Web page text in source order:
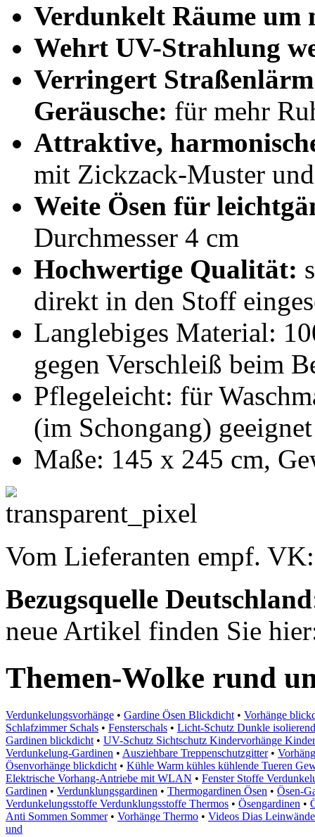
Verdunkelt Räume um
Wehrt UV-Strahlung
Verringert
Geräusche: für mehr
Attraktive,
mit Zickzack-Muster
Weite Ösen für
Durchmesser 4 cm
Hochwertige Qualität:
direkt in den Stoff
Langlebiges Material:
gegen Verschleiß beim
Pflegeleicht: für
(im Schongang) geeignet
Maße: 145 x 245 cm,
Vom Lieferanten empf.
Bezugsquelle Deutschland
neue Artikel finden Sie
Themen-Wolke rund
Verdunkelungsvorhänge • Gardine Ösen Blickdicht • Vorhänge
Schlafzimmer Schals • Fensterschals • Licht-Schutz Dunkle
Gardinen blickdicht • UV-Schutz Sichtschutz Kindervorhänge
Verdunkelung-Gardinen • Ausziehbare Treppenschutzgitter•
Ösenvorhänge blickdicht • Kühle Warm kühles kühlende Tueren
Elektrische Vorhang-Antriebe mit WLAN • Fenster Stoffe
Gardinen • Verdunklungsgardinen • Thermogardinen Ösen • Ösen-
Verdunkelungsstoffe Verdunklungsstoffe Thermos • Ösengardinen •
Anti Sommen Sommer• Vorhänge Thermo • Videos Dias
und